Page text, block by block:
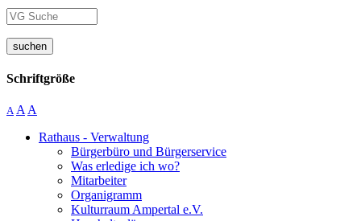
suchen
Schriftgröße
A A A
Rathaus - Verwaltung
Bürgerbüro und Bürgerservice
Was erledige ich wo?
Mitarbeiter
Organigramm
Kulturraum Ampertal e.V.